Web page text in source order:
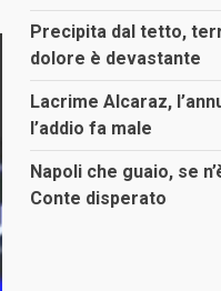
Precipita dal tetto,
dolore è devastante
Lacrime Alcaraz,
l’addio fa male
Napoli che guaio, se
Conte disperato